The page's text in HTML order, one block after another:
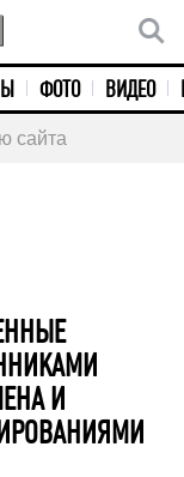
ФОТО ВИДЕО
сайта
И